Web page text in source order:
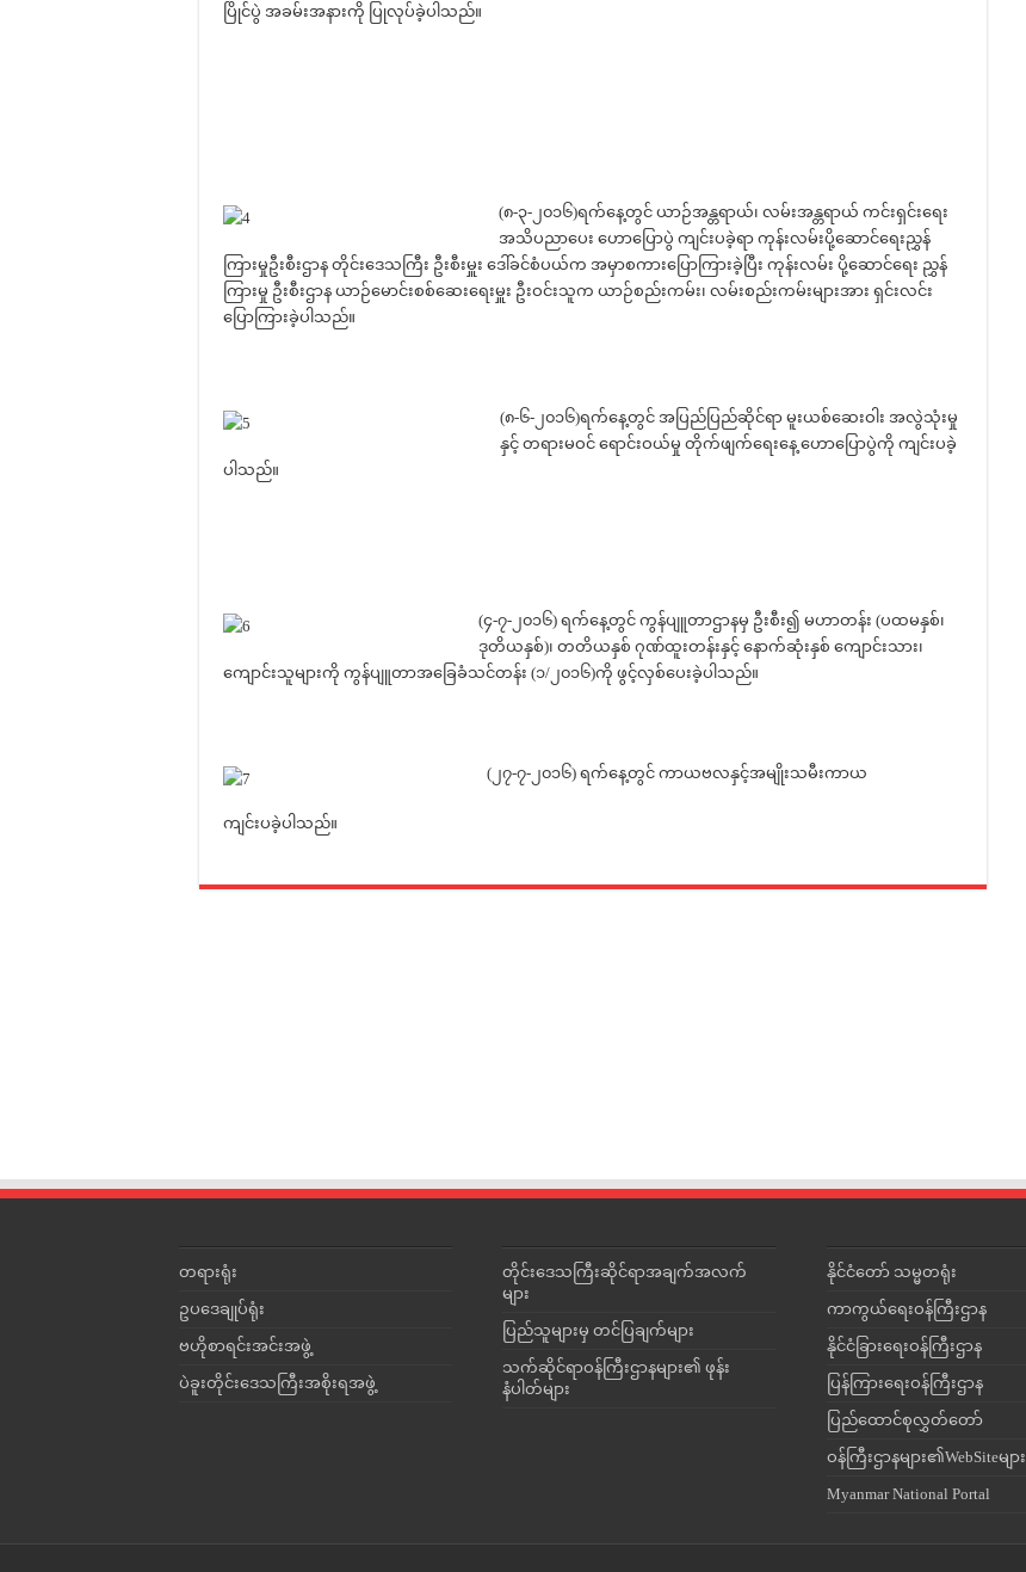
ပြိုင်ပွဲ အခမ်းအနားကို ပြုလုပ်ခဲ့ပါသည်။
(၈-၃-၂၀၁၆)ရက်နေ့တွင် ယာဉ်အန္တရာယ်၊ လမ်းအန္တရာယ် ကင်းရှင်းရေး
အသိပညာပေး ဟောပြောပွဲ ကျင်းပခဲ့ရာ ကုန်းလမ်းပို့ဆောင်ရေးညွှန်
ကြားမှုဦးစီးဌာန တိုင်းဒေသကြီး ဦးစီးမှူး ဒေါ်ခင်စံပယ်က အမှာစကားပြောကြားခဲ့ပြီး ကုန်းလမ်း ပို့ဆောင်ရေး ညွှန်
ကြားမှု ဦးစီးဌာန ယာဉ်မောင်းစစ်ဆေးရေးမှူး ဦးဝင်းသူက ယာဉ်စည်းကမ်း၊ လမ်းစည်းကမ်းများအား ရှင်းလင်း
ပြောကြားခဲ့ပါသည်။
(၈-၆-၂၀၁၆)ရက်နေ့တွင် အပြည်ပြည်ဆိုင်ရာ မူးယစ်ဆေးဝါး အလွဲသုံးမှု
နှင့် တရားမဝင် ရောင်းဝယ်မှု တိုက်ဖျက်ရေးနေ့ ဟောပြောပွဲကို ကျင်းပခဲ့
ပါသည်။
(၄-၇-၂၀၁၆) ရက်နေ့တွင် ကွန်ပျူတာဌာနမှ ဦးစီး၍ မဟာတန်း (ပထမနှစ်၊
ဒုတိယနှစ်)၊ တတိယနှစ် ဂုဏ်ထူးတန်းနှင့် နောက်ဆုံးနှစ် ကျောင်းသား၊
ကျောင်းသူများကို ကွန်ပျူတာအခြေခံသင်တန်း (၁/၂၀၁၆)ကို ဖွင့်လှစ်ပေးခဲ့ပါသည်။
(၂၇-၇-၂၀၁၆) ရက်နေ့တွင် ကာယဗလနှင့်အမျိုးသမီးကာယ
ကျင်းပခဲ့ပါသည်။
တရားရုံး
ဥပဒေချုပ်ရုံး
ဗဟိုစာရင်းအင်းအဖွဲ့
ပဲခူးတိုင်းဒေသကြီးအစိုးရအဖွဲ့
တိုင်းဒေသကြီးဆိုင်ရာအချက်အလက်
များ
ပြည်သူများမှ တင်ပြချက်များ
သက်ဆိုင်ရာဝန်ကြီးဌာနများ၏ ဖုန်း
နံပါတ်များ
နိုင်ငံတော် သမ္မတရုံး
ကာကွယ်ရေးဝန်ကြီးဌာန
နိုင်ငံခြားရေးဝန်ကြီးဌာန
ပြန်ကြားရေးဝန်ကြီးဌာန
ပြည်ထောင်စုလွှတ်တော်
ဝန်ကြီးဌာနများ၏WebSiteများ
Myanmar National Portal